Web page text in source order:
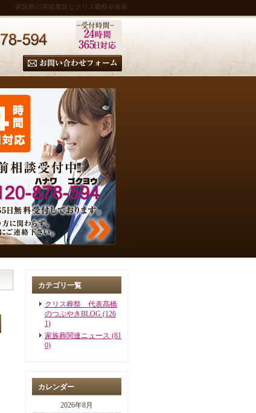
家族葬の実績豊富なクリス葬祭＠奈良
カテゴリ一覧
クリス葬祭 代表髙橋
のつぶやきBLOG (126
1)
家族葬関連ニュース (81
0)
カレンダー
2026年8月